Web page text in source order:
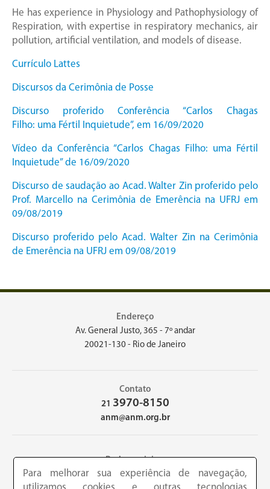
He has experience in Physiology and Pathophysiology of
Respiration, with expertise in respiratory mechanics, air
pollution, artificial ventilation, and models of disease.
Currículo Lattes
Discursos da Cerimônia de Posse
Discurso proferido Conferência “Carlos Chagas
Filho: uma Fértil Inquietude”, em 16/09/2020
Vídeo da Conferência “Carlos Chagas Filho: uma Fértil
Inquietude” de 16/09/2020
Discurso de saudação ao Acad. Walter Zin proferido pelo
Prof. Marcello na Cerimônia de Emerência na UFRJ em
09/08/2019
Discurso proferido pelo Acad. Walter Zin na Cerimônia
de Emerência na UFRJ em 09/08/2019
Endereço
Av. General Justo, 365 - 7º andar
20021-130 - Rio de Janeiro
Contato
21 3970-8150
anm@anm.org.br
Redes sociais
Para melhorar sua experiência de navegação,